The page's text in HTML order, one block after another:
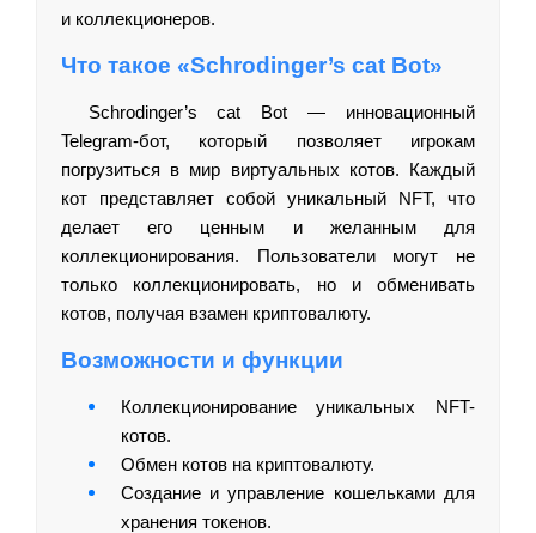
и коллекционеров.
Что такое «Schrodinger’s cat Bot»
Schrodinger’s cat Bot — инновационный
Telegram-бот, который позволяет игрокам
погрузиться в мир виртуальных котов. Каждый
кот представляет собой уникальный NFT, что
делает его ценным и желанным для
коллекционирования. Пользователи могут не
только коллекционировать, но и обменивать
котов, получая взамен криптовалюту.
Возможности и функции
Коллекционирование уникальных NFT-
котов.
Обмен котов на криптовалюту.
Создание и управление кошельками для
хранения токенов.